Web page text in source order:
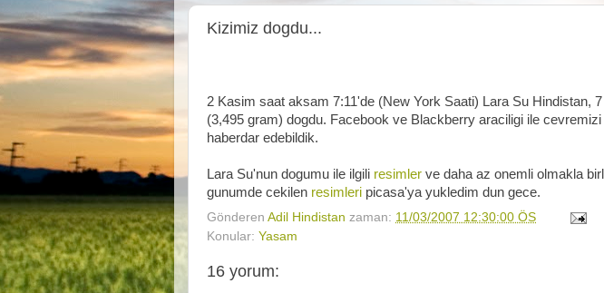
Kizimiz dogdu...
2 Kasim saat aksam 7:11'de (New York Saati) Lara Su Hindistan,
(3,495 gram) dogdu. Facebook ve Blackberry araciligi ile
haberdar edebildik.
Lara Su'nun dogumu ile ilgili resimler ve daha az onemli olmakla
gunumde cekilen resimleri picasa'ya yukledim dun gece.
Gönderen Adil Hindistan zaman: 11/03/2007 12:30:00 ÖS
Konular: Yasam
16 yorum: